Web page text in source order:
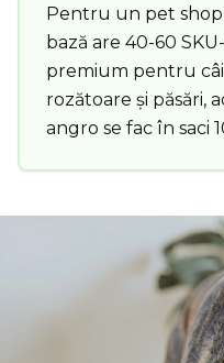
Pentru un pet
bază are 40-60
premium pentru
rozătoare și păsări,
angro se fac în saci